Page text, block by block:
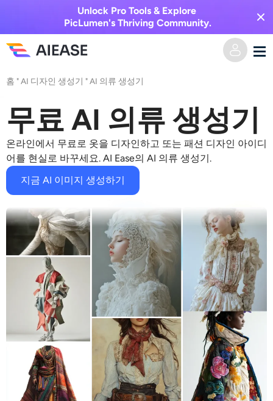
Unlock Pro Tools & Explore
PicLumen's Thriving Community.
홈
AI 비디오
텍스트를 비디오로
이미지를 비디오로
비디오 효과
AI 키스 생성기
AI 포옹 생성기
AI 댄스 생성기
지원되는 AI 모델
Seedance 2.0 Kling 2.6 Motion Control Veo 3.1
Sora 2.0 Kling 2.6 Pro Kling 2.1 Master Hailuo 2.3
비디오 효과
AI 이미지
이미지 변환
텍스트를 이미지로
지원되는 AI 모델
Seedream 5.0 프로 Nano Banana Pro Seedream 4.5
나노 바나나 플럭스 Kontext
AI 도구
사진 편집 및 제작 도구
사진 인핸서
개체 제거기
워터마크 리무버
배경 제거제
가격
홈 "AI 디자인 생성기 "AI 의류 생성기
무료 AI 의류 생성기
온라인에서 무료로 옷을 디자인하고 또는 패션 디자인 아이디
어를 현실로 바꾸세요. AI Ease의 AI 의류 생성기.
지금 AI 이미지 생성하기